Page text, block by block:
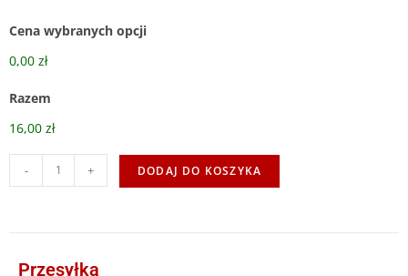
Cena wybranych opcji
0,00 zł
Razem
16,00 zł
- + DODAJ DO KOSZYKA
Przesyłka